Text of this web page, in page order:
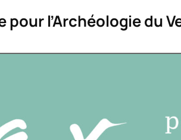
pour l’Archéologie du